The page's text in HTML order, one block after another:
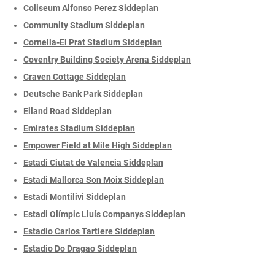
Coliseum Alfonso Perez Siddeplan
Community Stadium Siddeplan
Cornella-El Prat Stadium Siddeplan
Coventry Building Society Arena Siddeplan
Craven Cottage Siddeplan
Deutsche Bank Park Siddeplan
Elland Road Siddeplan
Emirates Stadium Siddeplan
Empower Field at Mile High Siddeplan
Estadi Ciutat de Valencia Siddeplan
Estadi Mallorca Son Moix Siddeplan
Estadi Montilivi Siddeplan
Estadi Olímpic Lluís Companys Siddeplan
Estadio Carlos Tartiere Siddeplan
Estadio Do Dragao Siddeplan